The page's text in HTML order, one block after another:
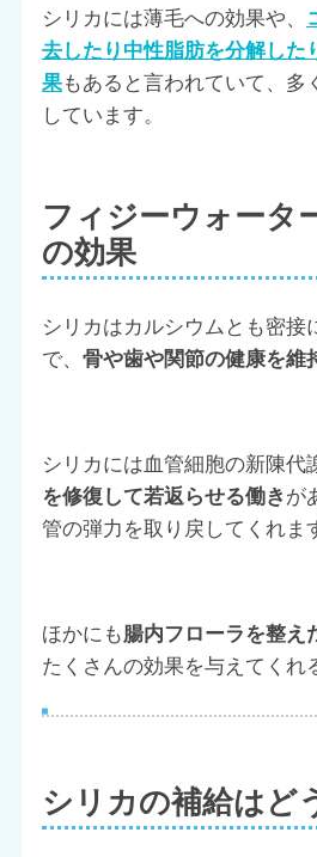
シリカには薄毛への効果や、
去したり中性脂肪を分解した
果もあると言われていて、多
しています。
フィジーウォータ
の効果
シリカはカルシウムとも密接
で、 骨や歯や関節の健康を維
シリカには血管細胞の新陳代
を修復して若返らせる働き が
管の弾力を取り戻してくれま
ほかにも腸内フローラを整え
たくさんの効果を与えてくれ
シリカの補給はど